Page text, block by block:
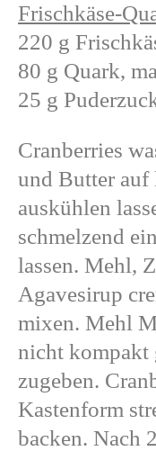
Frischkäse-
220 g
80 g Quark,
25 g
Cranberries
und Butter auf
auskühlen
schmelzend
lassen. Mehl,
Agavesirup
mixen. Mehl
nicht kompakt
zugeben.
Kastenform
backen. Nach